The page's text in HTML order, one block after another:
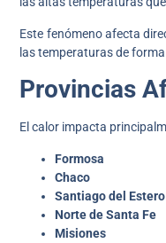
Este fenómeno afecta
las temperaturas de
Provincias
El calor impacta
Formosa
Chaco
Santiago del Estero
Norte de Santa Fe
Misiones